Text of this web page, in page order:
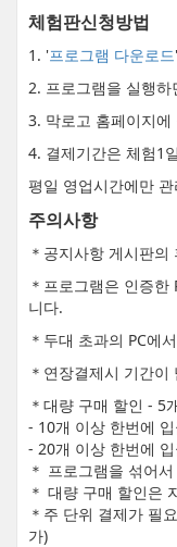
체험판신청방법
1. '프로그램 다운로드
2. 프로그램을 실행
3. 막로고 홈페이지
4. 결제기간은 체험1
평일 영업시간에만
주의사항
＊공지사항 게시판
＊프로그램은 인증
니다.
＊두대 초과의 PC에
＊연장결제시 기간
＊대량 구매 할인 - 5
- 10개 이상 한번에
- 20개 이상 한번에
＊ 프로그램을 섞어
＊ 대량 구매 할인은
＊주 단위 결제가 필
가)